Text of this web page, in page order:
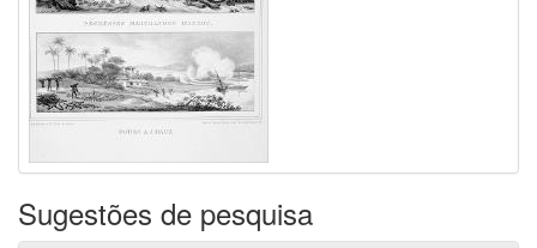
Sugestões de pesquisa